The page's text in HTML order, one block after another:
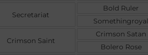
Secretariat
Crimson Saint
Bold Ruler
Somethingroyal
Crimson Satan
Bolero Rose